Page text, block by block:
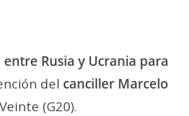
Rusia y Ucrania para
del canciller Marcelo
(G20).